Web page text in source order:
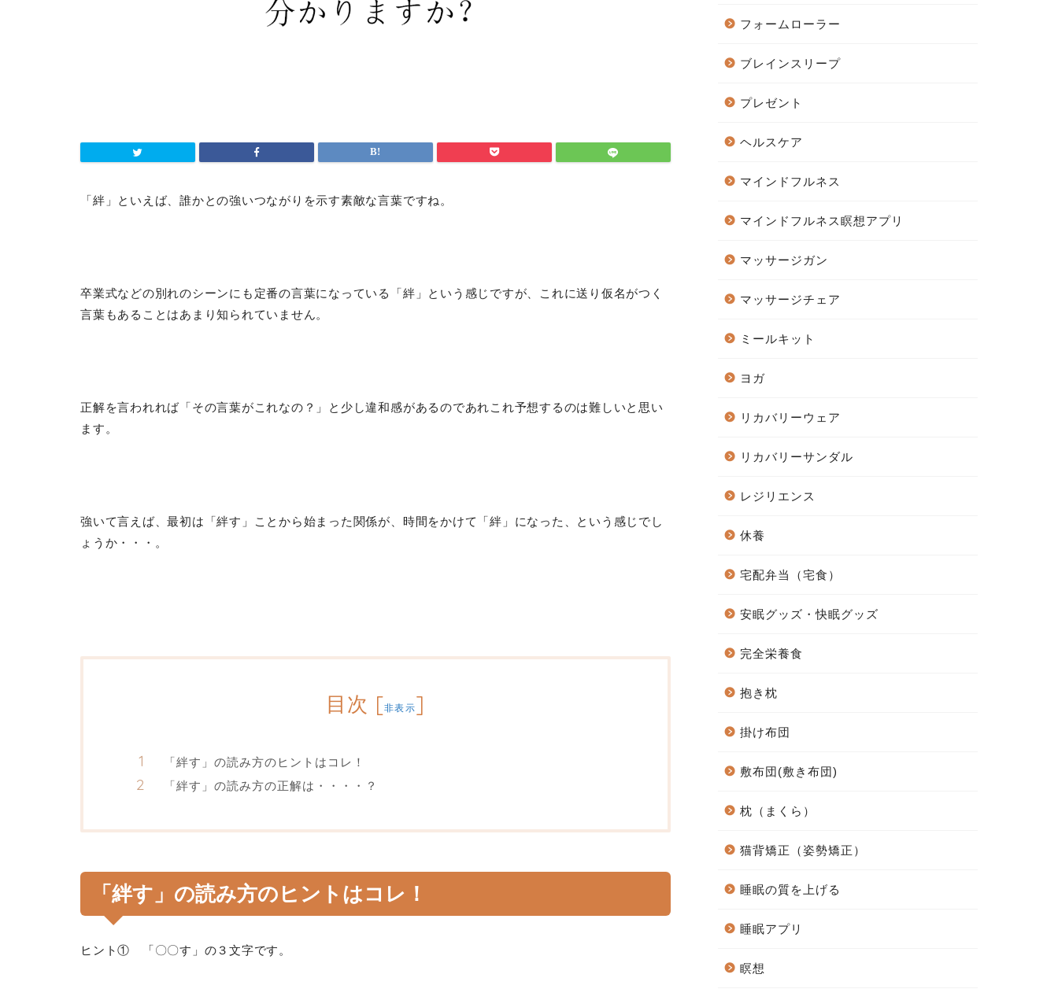
「絆」といえば、誰かとの強いつながりを示す素敵な言葉ですね。
卒業式などの別れのシーンにも定番の言葉になっている「絆」という感じですが、これに送り仮名がつく
言葉もあることはあまり知られていません。
正解を言われれば「その言葉がこれなの？」と少し違和感があるのであれこれ予想するのは難しいと思い
ます。
強いて言えば、最初は「絆す」ことから始まった関係が、時間をかけて「絆」になった、という感じでし
ょうか・・・。
目次 [非表示]
「絆す」の読み方のヒントはコレ！
「絆す」の読み方の正解は・・・・？
「絆す」の読み方のヒントはコレ！
ヒント① 「〇〇す」の３文字です。
フォームローラー
ブレインスリープ
プレゼント
ヘルスケア
マインドフルネス
マインドフルネス瞑想アプリ
マッサージガン
マッサージチェア
ミールキット
ヨガ
リカバリーウェア
リカバリーサンダル
レジリエンス
休養
宅配弁当（宅食）
安眠グッズ・快眠グッズ
完全栄養食
抱き枕
掛け布団
敷布団(敷き布団)
枕（まくら）
猫背矯正（姿勢矯正）
睡眠の質を上げる
睡眠アプリ
瞑想